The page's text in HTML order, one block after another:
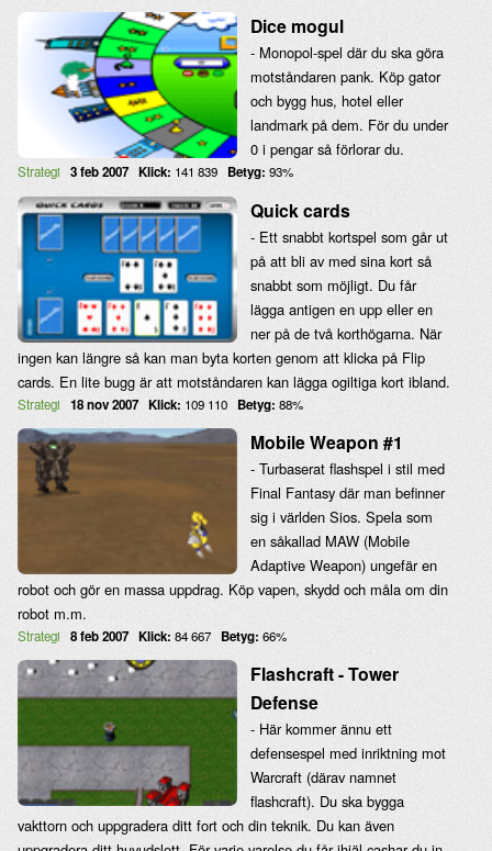
Dice mogul
- Monopol-spel där du ska göra
motståndaren pank. Köp gator
och bygg hus, hotel eller
landmark på dem. För du under
0 i pengar så förlorar du.
Strategi 3 feb 2007 Klick: 141 839 Betyg: 93%
Quick cards
- Ett snabbt kortspel som går ut
på att bli av med sina kort så
snabbt som möjligt. Du får
lägga antigen en upp eller en
ner på de två korthögarna. När
ingen kan längre så kan man byta korten genom att klicka på Flip
cards. En lite bugg är att motståndaren kan lägga ogiltiga kort ibland.
Strategi 18 nov 2007 Klick: 109 110 Betyg: 88%
Mobile Weapon #1
- Turbaserat flashspel i stil med
Final Fantasy där man befinner
sig i världen Sios. Spela som
en såkallad MAW (Mobile
Adaptive Weapon) ungefär en
robot och gör en massa uppdrag. Köp vapen, skydd och måla om din
robot m.m.
Strategi 8 feb 2007 Klick: 84 667 Betyg: 66%
Flashcraft - Tower
Defense
- Här kommer ännu ett
defensespel med inriktning mot
Warcraft (därav namnet
flashcraft). Du ska bygga
vakttorn och uppgradera ditt fort och din teknik. Du kan även